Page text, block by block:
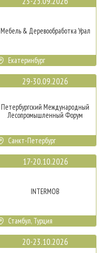
Мебель & Деревообработка Урал
Екатеринбург
29-30.09.2026
Петербургский Международный
Лесопромышленный Форум
Санкт-Петербург
17-20.10.2026
INTERMOB
Стамбул, Турция
20-23.10.2026